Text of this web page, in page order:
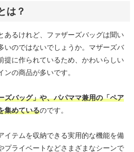
は？
あるけれど、ファザーズバッグは聞い
いのではないでしょうか。マザーズバ
提に作られているため、かわいらしい
の商品が多いです。
ズバッグ」や、パパママ兼用の「ペア
集めているのです。
イテムを収納できる実用的な機能を備
プライベートなどさまざまなシーンで